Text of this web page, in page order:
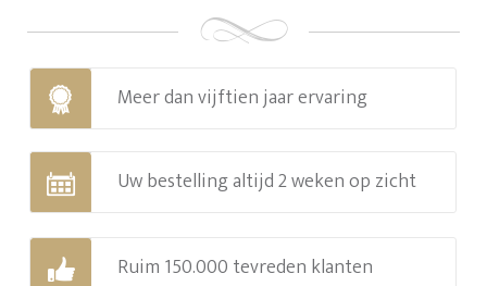
Meer dan vijftien jaar ervaring
Uw bestelling altijd 2 weken op zicht
Ruim 150.000 tevreden klanten